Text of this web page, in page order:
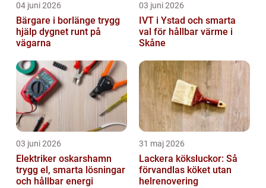
04 juni 2026
Bärgare i borlänge trygg
hjälp dygnet runt på
vägarna
03 juni 2026
IVT i Ystad och smarta
val för hållbar värme i
Skåne
03 juni 2026
Elektriker oskarshamn
trygg el, smarta lösningar
och hållbar energi
31 maj 2026
Lackera köksluckor: Så
förvandlas köket utan
helrenovering